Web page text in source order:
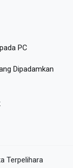
PC
Dipadamkan
Terpelihara